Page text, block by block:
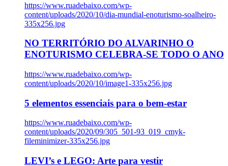
https://www.ruadebaixo.com/wp-
content/uploads/2020/10/dia-mundial-enoturismo-soalheiro-
335x256.jpg
NO TERRITÓRIO DO ALVARINHO O
ENOTURISMO CELEBRA-SE TODO O ANO
https://www.ruadebaixo.com/wp-
content/uploads/2020/10/image1-335x256.jpg
5 elementos essenciais para o bem-estar
https://www.ruadebaixo.com/wp-
content/uploads/2020/09/305_501-93_019_cmyk-
fileminimizer-335x256.jpg
LEVI’s e LEGO: Arte para vestir